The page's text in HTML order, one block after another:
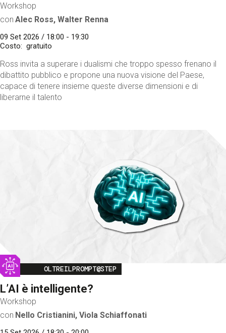
Workshop
con Alec Ross, Walter Renna
09 Set 2026 / 18:00 - 19:30
Costo
gratuito
Ross invita a superare i dualismi che troppo spesso frenano il
dibattito pubblico e propone una nuova visione del Paese,
capace di tenere insieme queste diverse dimensioni e di
liberarne il talento
Image
OLTREILPROMPT@STEP
L’AI è intelligente?
Workshop
con Nello Cristianini, Viola Schiaffonati